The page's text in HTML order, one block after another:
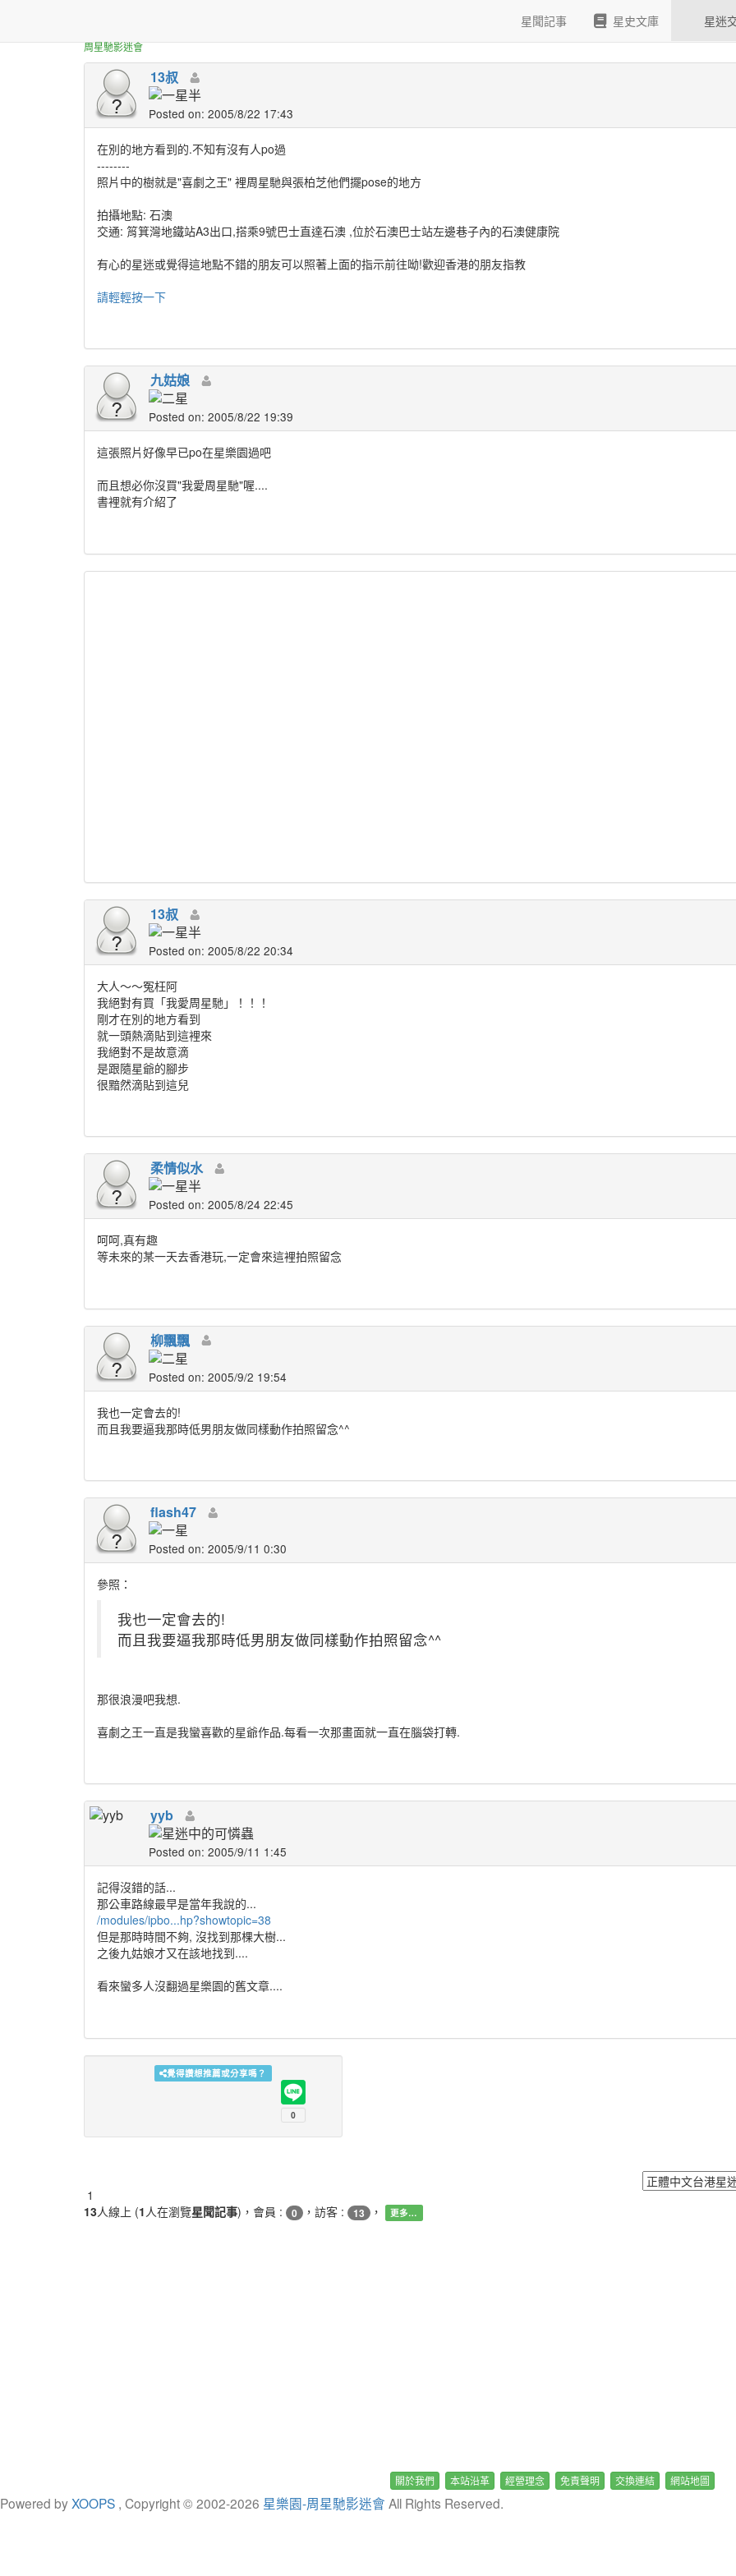
周星馳影迷會
星聞記事 星史文庫 星迷
13叔
Posted on: 2005/8/22 17:43
在別的地方看到的.不知有沒有人po過
--------
照片中的樹就是"喜劇之王" 裡周星馳與張柏芝他們擺pose的地方
拍攝地點: 石澳
交通: 筲箕灣地鐵站A3出口,搭乘9號巴士直達石澳 ,位於石澳巴士站左邊巷子內的石澳健康院
有心的星迷或覺得這地點不錯的朋友可以照著上面的指示前往呦!歡迎香港的朋友指教
請輕輕按一下
九姑娘
Posted on: 2005/8/22 19:39
這張照片好像早已po在星樂園過吧
而且想必你沒買"我愛周星馳"喔....
書裡就有介紹了
13叔
Posted on: 2005/8/22 20:34
大人～～冤枉阿
我絕對有買「我愛周星馳」！！！
剛才在別的地方看到
就一頭熱滴貼到這裡來
我絕對不是故意滴
是跟隨星爺的腳步
很黯然滴貼到這兒
柔情似水
Posted on: 2005/8/24 22:45
呵呵,真有趣
等未來的某一天去香港玩,一定會來這裡拍照留念
柳飄飄
Posted on: 2005/9/2 19:54
我也一定會去的!
而且我要逼我那時低男朋友做同樣動作拍照留念^^
flash47
Posted on: 2005/9/11 0:30
參照：
我也一定會去的!
而且我要逼我那時低男朋友做同樣動作拍照留念^^
那很浪漫吧我想.
喜劇之王一直是我蠻喜歡的星爺作品.每看一次那畫面就一直在腦袋打轉.
yyb
Posted on: 2005/9/11 1:45
記得沒錯的話...
那公車路線最早是當年我說的...
/modules/ipbo...hp?showtopic=38
但是那時時間不夠, 沒找到那棵大樹...
之後九姑娘才又在該地找到....
看來蠻多人沒翻過星樂園的舊文章....
覺得讚想推薦或分享嗎？
1
13人線上 (1 人在瀏覽星聞記事)，會員 : 0 ，訪客 : 13 ， 更多…
關於我們 本站沿革 經營理念 免責聲明 交換連結 網站地圖
Powered byXOOPS , Copyright © 2002-2026 星樂園-周星馳影迷會 All Rights Reserved.